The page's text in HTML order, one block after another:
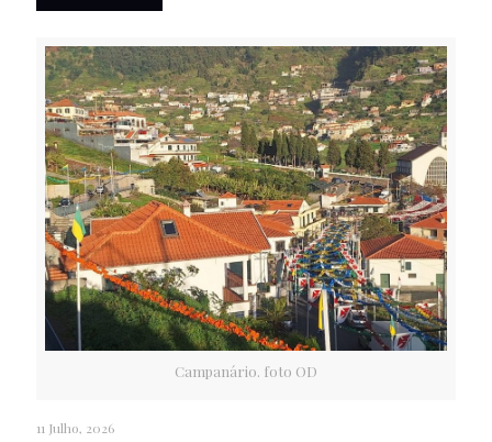
Campanário. foto OD
11 Julho, 2026